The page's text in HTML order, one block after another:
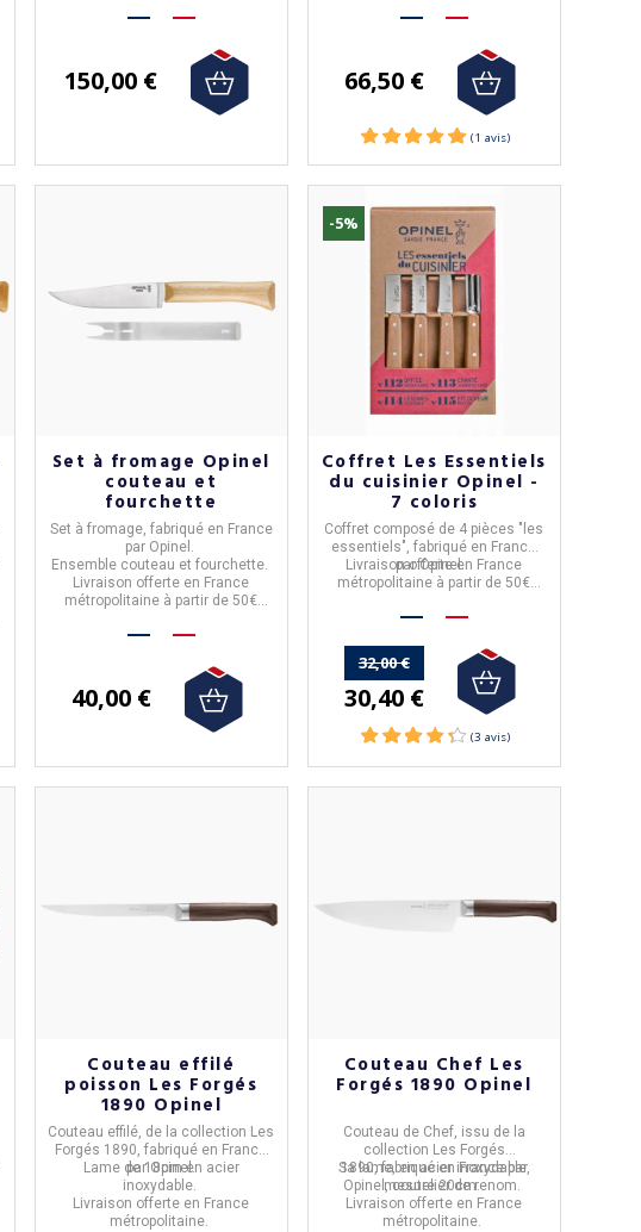
150,00 € 66,50 €
Set à fromage Opinel
couteau et
fourchette
Set à fromage, fabriqué en France
par Opinel .
Ensemble couteau et fourchette.
Livraison offerte en France
métropolitaine à partir de 50€
40,00 €
-5%
Coffret Les Essentiels
du cuisinier Opinel -
7 coloris
Coffret composé de 4 pièces " les
essentiels", fabriqué en France
parOpinel.
Livraison offerte en France
métropolitaine à partir de 50€
32,00 €
30,40 €
Couteau effilé
poisson Les Forgés
1890 Opinel
Couteau effilé, de la collection Les
Forgés 1890, fabriqué en France
par Opinel.
Lame de 18cm en acier
inoxydable.
Livraison offerte en France
métropolitaine.
Couteau Chef Les
Forgés 1890 Opinel
Couteau de Chef, issu de la
collection Les Forgés
1890,fabriqué enFrancepar
Opinel,coutelier de renom.
Sa lame, en acier inoxydable,
mesure 20cm.
Livraison offerte en France
métropolitaine.